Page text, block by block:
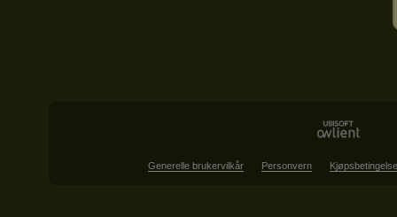
Generelle brukervilkår Personvern